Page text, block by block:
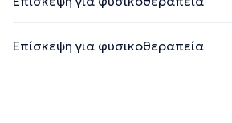
Επίσκεψη για φυσικοθεραπεία